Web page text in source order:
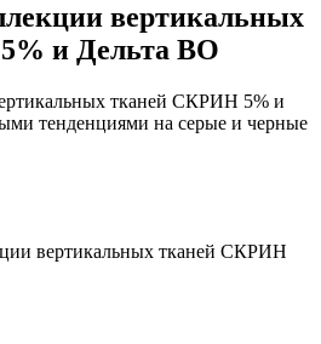
вертикальных
и Дельта BO
тканей СКРИН 5% и
тенденциями на серые и черные
вертикальных тканей СКРИН